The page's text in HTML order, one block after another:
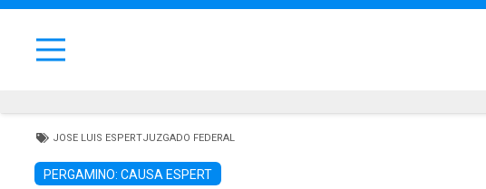
JOSE LUIS ESPERTJUZGADO FEDERAL
PERGAMINO: CAUSA ESPERT